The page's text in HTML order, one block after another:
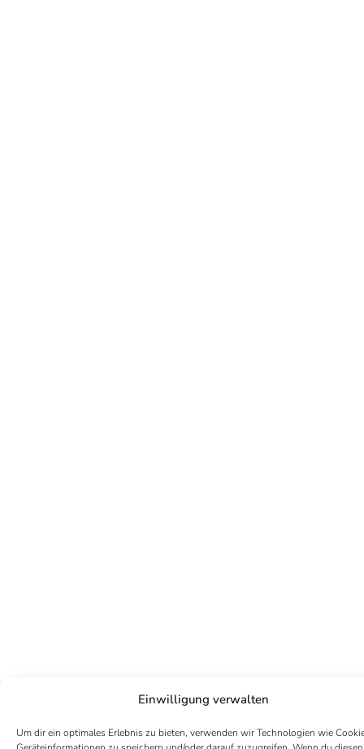
Einwilligung verwalten
Um dir ein optimales Erlebnis zu bieten, verwenden wir Technologien wie